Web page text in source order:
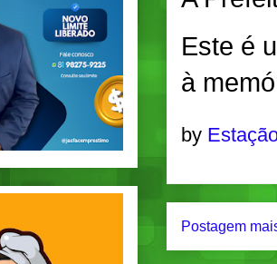
Este é
à
by
Postagem